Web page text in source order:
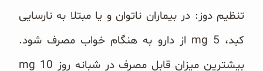
تنظیم دوز: در بیماران ناتوان و یا مبتلا به نارسایی
کبد، ‏mg 5‎‏ از دارو به هنگام خواب مصرف شود.